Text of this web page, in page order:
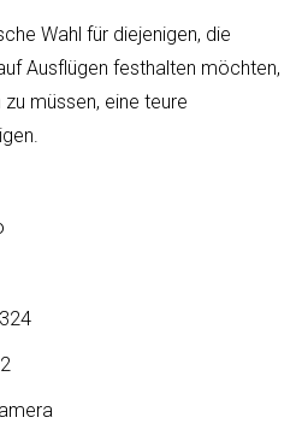
Wahl für diejenigen, die
Ausflügen festhalten möchten,
müssen, eine teure